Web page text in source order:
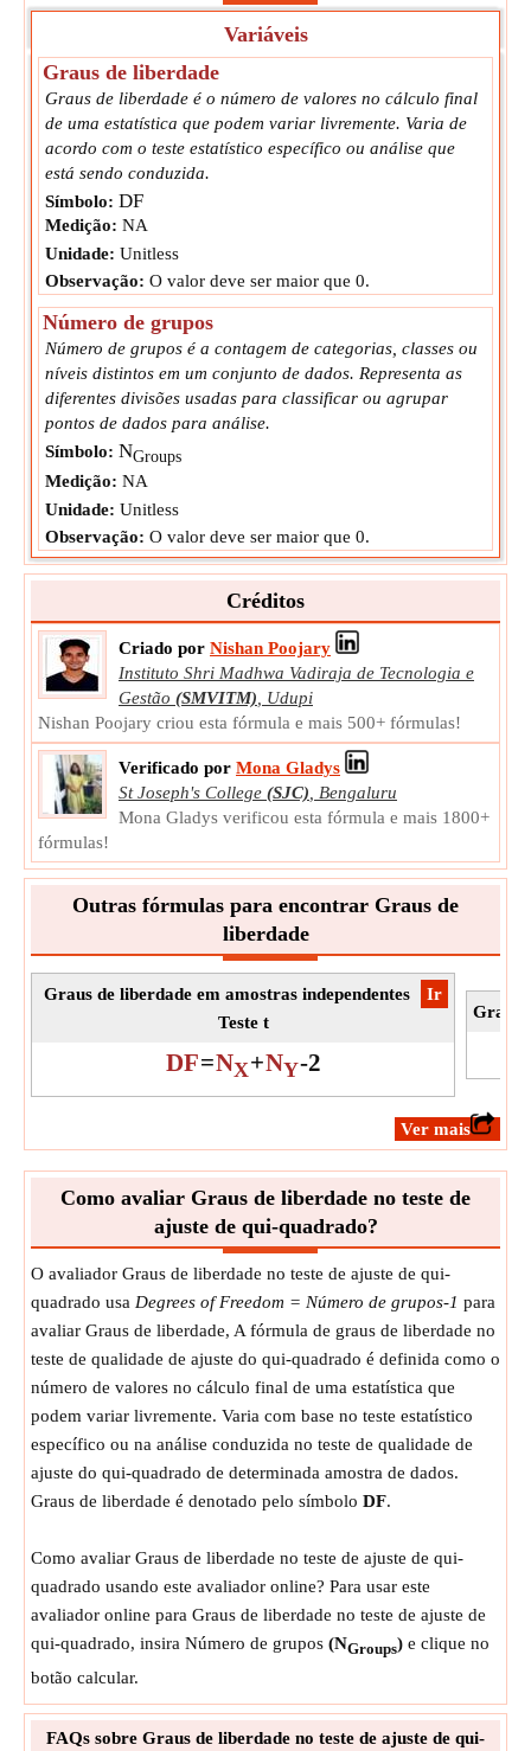
Variáveis
Graus de liberdade
Graus de liberdade é o número de valores no cálculo final
de uma estatística que podem variar livremente. Varia de
acordo com o teste estatístico específico ou análise que
está sendo conduzida.
Símbolo: DF
Medição: NA
Unidade: Unitless
Observação: O valor deve ser maior que 0.
Número de grupos
Número de grupos é a contagem de categorias, classes ou
níveis distintos em um conjunto de dados. Representa as
diferentes divisões usadas para classificar ou agrupar
pontos de dados para análise.
Símbolo: NGroups
Medição: NA
Unidade: Unitless
Observação: O valor deve ser maior que 0.
Créditos
Criado por Nishan Poojary
Instituto Shri Madhwa Vadiraja de Tecnologia e
Gestão (SMVITM)
Udupi
Nishan Poojary criou esta fórmula e mais 500+ fórmulas!
Verificado por Mona Gladys
St Joseph's College (SJC)
Bengaluru
Mona Gladys verificou esta fórmula e mais 1800+
fórmulas!
Outras fórmulas para encontrar Graus de
liberdade
​Ir
Graus de liberdade em amostras independentes
Teste t
DF=NX+NY-2
Graus
​Ver mais
Como avaliar Graus de liberdade no teste de
ajuste de qui-quadrado?
O avaliador Graus de liberdade no teste de ajuste de qui-
quadrado usa Degrees of Freedom = Número de grupos-1 para
avaliar Graus de liberdade, A fórmula de graus de liberdade no
teste de qualidade de ajuste do qui-quadrado é definida como o
número de valores no cálculo final de uma estatística que
podem variar livremente. Varia com base no teste estatístico
específico ou na análise conduzida no teste de qualidade de
ajuste do qui-quadrado de determinada amostra de dados.
Graus de liberdade é denotado pelo símbolo DF.
Como avaliar Graus de liberdade no teste de ajuste de qui-
quadrado usando este avaliador online? Para usar este
avaliador online para Graus de liberdade no teste de ajuste de
qui-quadrado, insira Número de grupos (NGroups) e clique no
botão calcular.
FAQs sobre Graus de liberdade no teste de ajuste de qui-